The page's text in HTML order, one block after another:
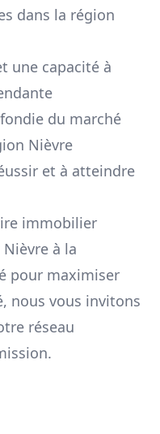
dans la région
une capacité à
du marché
Nièvre
et à atteindre
immobilier
Nièvre à la
pour maximiser
nous vous invitons
réseau